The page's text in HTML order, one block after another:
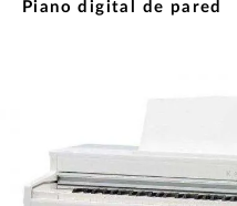
Piano digital de pared